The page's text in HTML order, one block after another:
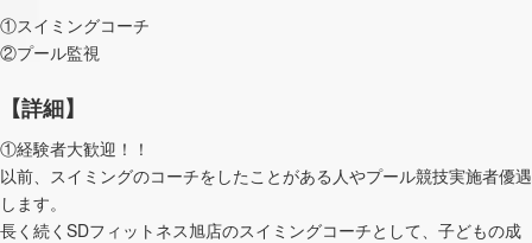
①スイミングコーチ
②プール監視
【詳細】
①経験者大歓迎！！
以前、スイミングのコーチをしたことがある人やプール競技実施者優遇
します。
長く続くSDフィットネス旭店のスイミングコーチとして、子どもの成